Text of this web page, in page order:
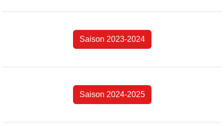
Saison 2023-2024
Saison 2024-2025